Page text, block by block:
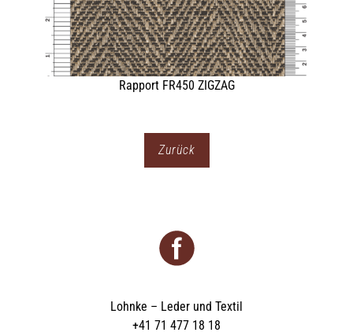
Zurück
Lohnke – Leder und Textil
+41 71 477 18 18